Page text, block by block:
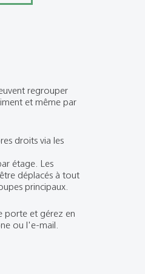
regrouper
et même par
droits via les
étage. Les
déplacés à tout
principaux.
porte et gérez en
ou l'e-mail.